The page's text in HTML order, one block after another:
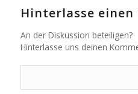
Hinterlasse
An der Diskussion beteiligen?
Hinterlasse uns deinen